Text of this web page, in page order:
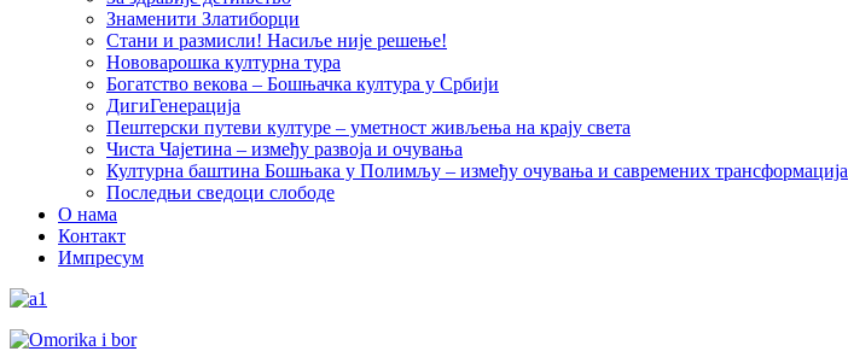
Знаменити Златиборци
Стани и размисли! Насиље није решење!
Нововарошка културна тура
Богатство векова – Бошњачка култура у Србији
ДигиГенерација
Пештерски путеви културе – уметност живљења на крају света
Чиста Чајетина – између развоја и очувања
Културна баштина Бошњака у Полимљу – између очувања и савремених трансформација
Последњи сведоци слободе
О нама
Контакт
Импресум